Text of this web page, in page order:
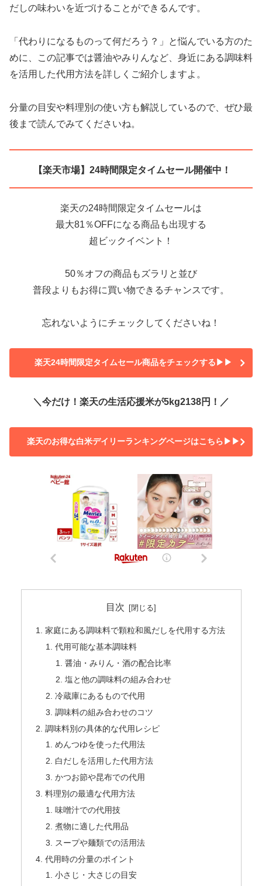
だしの味わいを近づけることができるんです。
「代わりになるものって何だろう？」と悩んでいる方のた
めに、この記事では醤油やみりんなど、身近にある調味料
を活用した代用方法を詳しくご紹介しますよ。
分量の目安や料理別の使い方も解説しているので、ぜひ最
後まで読んでみてくださいね。
【楽天市場】24時間限定タイムセール開催中！
楽天の24時間限定タイムセールは
最大81％OFFになる商品も出現する
超ビックイベント！
50％オフの商品もズラリと並び
普段よりもお得に買い物できるチャンスです。
忘れないようにチェックしてくださいね！
楽天24時間限定タイムセール商品をチェックする▶▶
＼今だけ！楽天の生活応援米が5kg2138円！／
楽天のお得な白米デイリーランキングページはこちら▶▶
目次
家庭にある調味料で顆粒和風だしを代用する方法
代用可能な基本調味料
醤油・みりん・酒の配合比率
塩と他の調味料の組み合わせ
冷蔵庫にあるもので代用
調味料の組み合わせのコツ
調味料別の具体的な代用レシピ
めんつゆを使った代用法
白だしを活用した代用方法
かつお節や昆布での代用
料理別の最適な代用方法
味噌汁での代用技
煮物に適した代用品
スープや麺類での活用法
代用時の分量のポイント
小さじ・大さじの目安